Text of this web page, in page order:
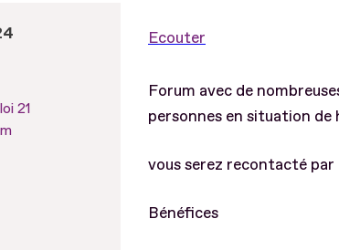
21
Ecouter
Forum avec de
personnes en situation de
vous serez recontacté
Bénéfices